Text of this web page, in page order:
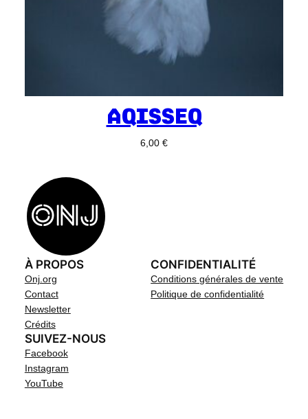
AQISSEQ
6,00 €
À PROPOS
Onj.org
Contact
Newsletter
Crédits
CONFIDENTIALITÉ
Conditions générales de vente
Politique de confidentialité
SUIVEZ-NOUS
Facebook
Instagram
YouTube